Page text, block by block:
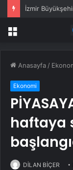
İzmir
Menü
Anasayfa /
Ekonomi
haftaya
DİLAN BİÇER